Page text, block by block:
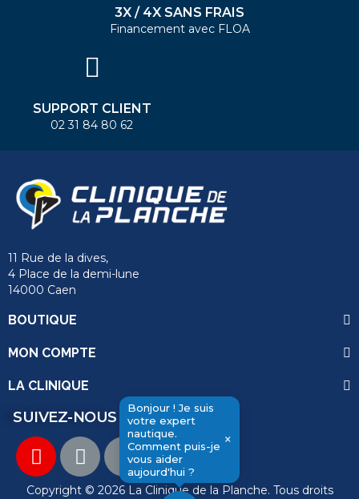
Bonjour ! Je suis
votre expert
nautique.
Comment puis-je
vous aider
aujourd'hui ?
×
3X / 4X SANS FRAIS
Financement avec FLOA
SUPPORT CLIENT
02 31 84 80 62
11 Rue de la dives,
4 Place de la demi-lune
14000 Caen
BOUTIQUE
MON COMPTE
LA CLINIQUE
SUIVEZ-NOUS
Copyright © 2026 La Clinique de la Planche. Tous droits